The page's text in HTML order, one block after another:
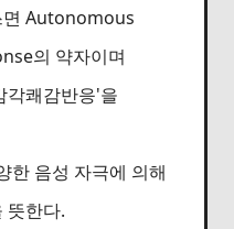
면 Autonomous
의 약자이며
각쾌감반응'을
한 음성 자극에 의해
뜻한다.